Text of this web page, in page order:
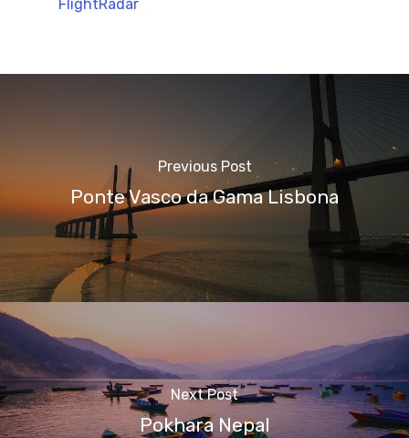
FlightRadar
Previous Post
Ponte Vasco da Gama Lisbona
Next Post
Pokhara Nepal